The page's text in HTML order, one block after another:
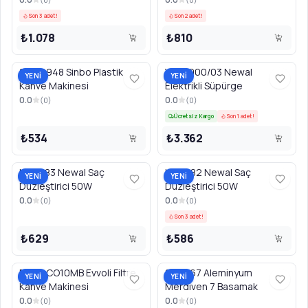
Son 3 adet!
₺1.078
Son 2 adet!
₺810
YENİ
SCM2948 Sinbo Plastik
Kahve Makinesi
0.0 (0)
₺534
YENİ
VAC5000/03 Newal
Elektrikli Süpürge
0.0 (0)
Ücretsiz Kargo Son 1 adet!
₺3.362
YENİ
HST683 Newal Saç
Düzleştirici 50W
0.0 (0)
₺629
YENİ
HST682 Newal Saç
Düzleştirici 50W
0.0 (0)
Son 3 adet!
₺586
YENİ
EVKA-CO10MB Evvoli Filtre
Kahve Makinesi
0.0 (0)
YENİ
STR467 Aleminyum
Merdiven 7 Basamak
0.0 (0)